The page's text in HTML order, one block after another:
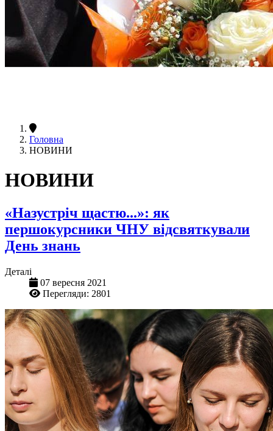
Головна
НОВИНИ
НОВИНИ
«Назустріч щастю...»: як
першокурсники ЧНУ відсвяткували
День знань
Деталі
07 вересня 2021
Перегляди: 2801